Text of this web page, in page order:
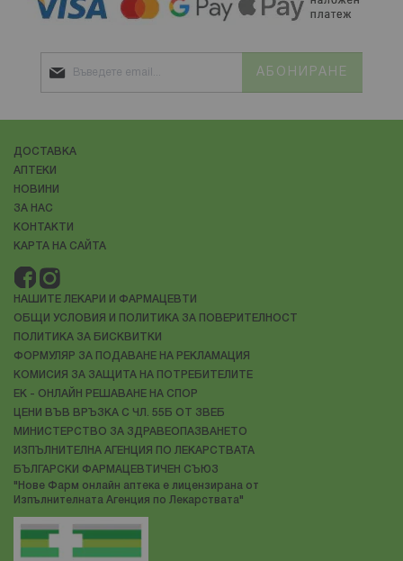
АБОНИРАНЕ
ДОСТАВКА
АПТЕКИ
НОВИНИ
ЗА НАС
КОНТАКТИ
КАРТА НА САЙТА
НАШИТЕ ЛЕКАРИ И ФАРМАЦЕВТИ
ОБЩИ УСЛОВИЯ И ПОЛИТИКА ЗА ПОВЕРИТЕЛНОСТ
ПОЛИТИКА ЗА БИСКВИТКИ
ФОРМУЛЯР ЗА ПОДАВАНЕ НА РЕКЛАМАЦИЯ
КОМИСИЯ ЗА ЗАЩИТА НА ПОТРЕБИТЕЛИТЕ
ЕК - ОНЛАЙН РЕШАВАНЕ НА СПОР
ЦЕНИ ВЪВ ВРЪЗКА С ЧЛ. 55Б ОТ ЗВЕБ
МИНИСТЕРСТВО ЗА ЗДРАВЕОПАЗВАНЕТО
ИЗПЪЛНИТЕЛНА АГЕНЦИЯ ПО ЛЕКАРСТВАТА
БЪЛГАРСКИ ФАРМАЦЕВТИЧЕН СЪЮЗ
"Нове Фарм онлайн аптека е лицензирана от
Изпълнителната Агенция по Лекарствата"